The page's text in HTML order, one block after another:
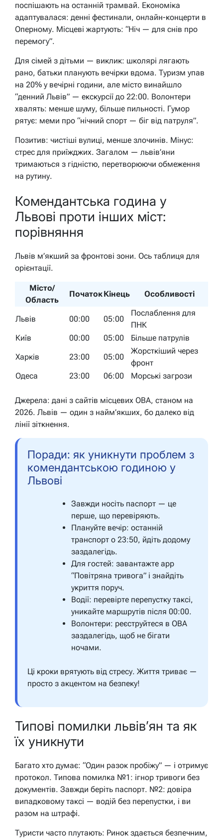
поспішають на останній трамвай. Економіка
адаптувалася: денні фестинали, онлайн-концерти в
Оперному. Місцеві жартують: “Ніч — для снів про
перемогу”.
Для сімей з дітьми — виклик: школярі лягають
рано, батьки планують вечірки вдома. Туризм упав
на 20% у вечірні години, але місто винайшло
“денний Львів” — екскурсії до 22:00. Волонтери
хвалять: менше шуму, більше пильності. Гумор
рятує: меми про “нічний спорт — біг від патруля”.
Позитив: чистіші вулиці, менше злочинів. Мінус:
стрес для приїжджих. Загалом — львів’яни
тримаються з гідністю, перетворюючи обмеження
на рутину.
Комендантська година у
Львові проти інших міст:
порівняння
Львів м’якший за фронтові зони. Ось таблиця для
орієнтації.
Місто/
Область
ПочатокКінець Особливості
Львів 00:00 05:00
Послаблення для
ПНК
Київ
00:00 05:00
Більше патрулів
Харків
23:00 05:00
Жорсткіший через
фронт
Одеса
23:00 06:00 Морські загрози
Джерела: дані з сайтів місцевих ОВА, станом на
2026. Львів — один з найм’якших, бо далеко від
лінії зіткнення.
Поради: як уникнути проблем з
комендантською годиною у
Львові
Завжди носіть паспорт — це
перше, що перевіряють.
Плануйте вечір: останній
транспорт о 23:50, йдіть додому
заздалегідь.
Для гостей: завантажте app
“Повітряна тривога” і знайдіть
укриття поруч.
Водії: перевірте перепустку таксі,
уникайте маршрутів після 00:00.
Волонтери: реєструйтеся в ОВА
заздалегідь, щоб не бігати
ночами.
Ці кроки врятують від стресу. Життя триває —
просто з акцентом на безпеку!
Типові помилки львів’ян та як
їх уникнути
Багато хто думає: “Один разок пробіжу” — і отримує
протокол. Типова помилка №1: ігнор тривоги без
документів. Завжди беріть паспорт. №2: довіра
випадковому таксі — водій без перепустки, і ви
разом на штрафі.
Туристи часто плутають: Ринок здається безпечним,